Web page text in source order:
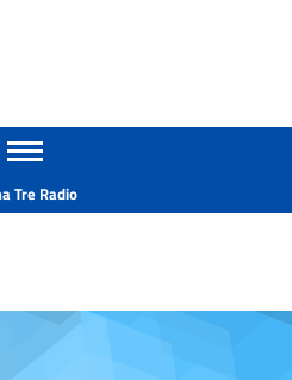
Apri il menu secondario
Tre Radio